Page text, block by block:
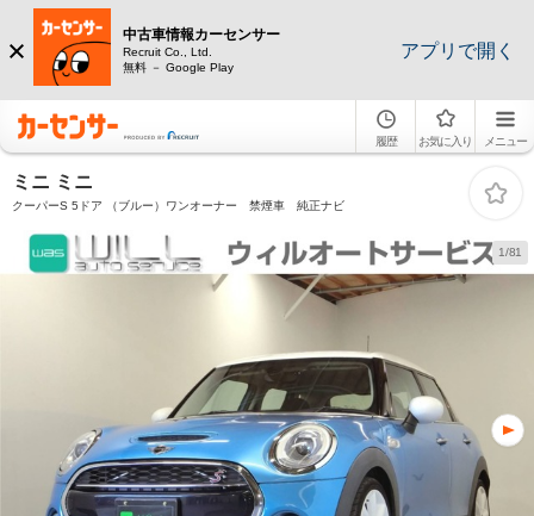
中古車情報カーセンサー
Recruit Co., Ltd.
無料 － Google Play
アプリで開く
履歴 お気に入り メニュー
ミニ ミニ
クーパーS 5ドア （ブルー）ワンオーナー 禁煙車 純正ナビ
1/81